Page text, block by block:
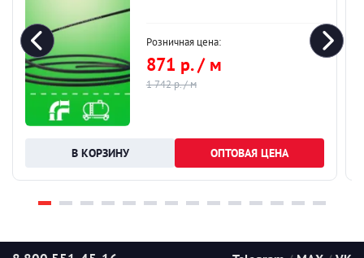
Розничная цена:
871 р. / м
1 742 р. / м
ОПТОВАЯ ЦЕНА